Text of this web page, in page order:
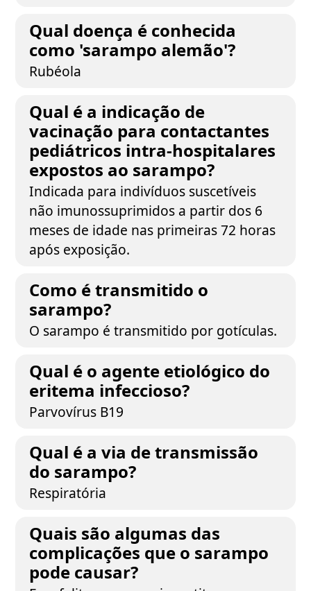
Qual doença é conhecida
como 'sarampo alemão'?
Rubéola
Qual é a indicação de
vacinação para contactantes
pediátricos intra-hospitalares
expostos ao sarampo?
Indicada para indivíduos suscetíveis
não imunossuprimidos a partir dos 6
meses de idade nas primeiras 72 horas
após exposição.
Como é transmitido o
sarampo?
O sarampo é transmitido por gotículas.
Qual é o agente etiológico do
eritema infeccioso?
Parvovírus B19
Qual é a via de transmissão
do sarampo?
Respiratória
Quais são algumas das
complicações que o sarampo
pode causar?